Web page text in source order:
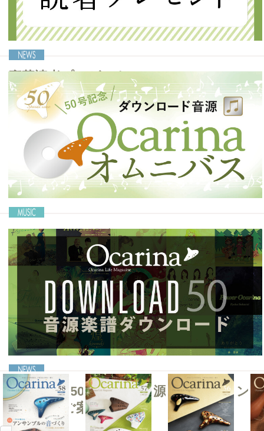
記事を読む＞＞
豪華読者プレゼント
ご愛読の感謝を込めて
50号記念として、さまざまな商品をご提供いただきました！ メンバー
登録（無料）＆アンケートに回答して豪華プレゼントをゲットしまし
記事を読む＞＞
Ocarinaオムニバス
50号記念 ダウンロード音源＆楽譜
記事を読む＞＞
［Ocarina50号連動］音源・楽譜ダウン
ロードのご案内